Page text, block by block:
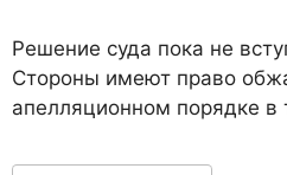
Решение суда пока не
Стороны имеют право
апелляционном порядке в